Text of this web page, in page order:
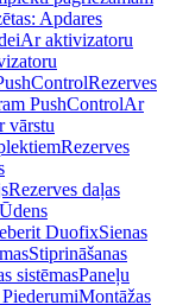
Apdares
Ar aktivizatoru
Rezerves
PushControlAr
vārstu
Rezerves
Rezerves daļas
Ūdens
DuofixSienas
Stiprināšanas
sistēmasPaneļu
Montāžas